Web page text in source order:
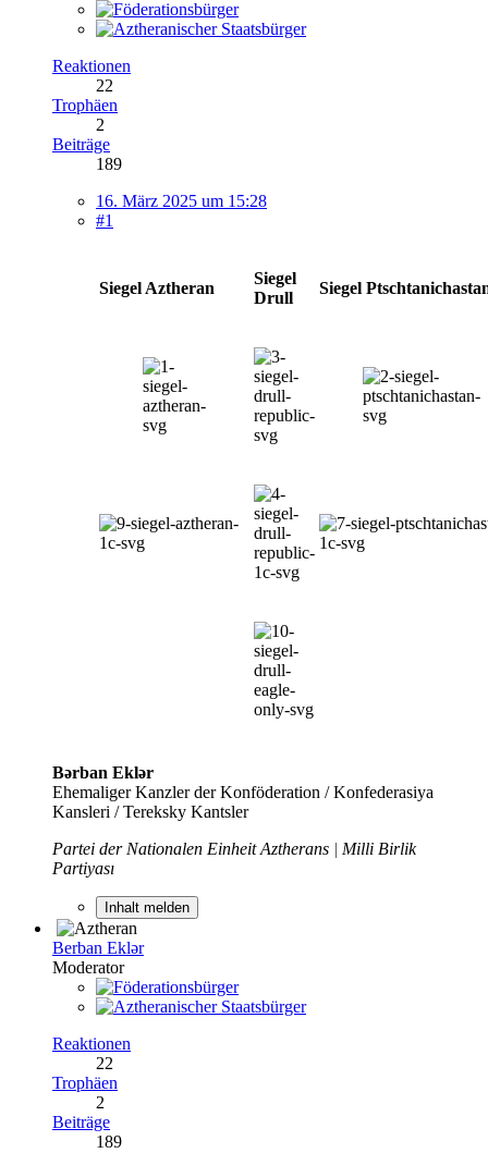
Reaktionen
22
Trophäen
2
Beiträge
189
16. März 2025 um 15:28
#1
Siegel Aztheran
Siegel
Drull
Siegel
Bərban Eklər
Ehemaliger Kanzler der Konföderation / Konfederasiya
Kansleri / Tereksky Kantsler
Partei der Nationalen Einheit Aztherans | Milli Birlik
Partiyası
Inhalt melden
Berban Eklər
Moderator
Reaktionen
22
Trophäen
2
Beiträge
189